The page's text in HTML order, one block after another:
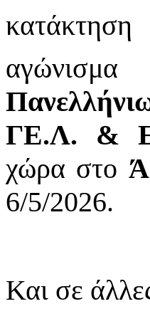
ΓΕ.Λ. &
χώρα στο
6/5/2026.
Και σε